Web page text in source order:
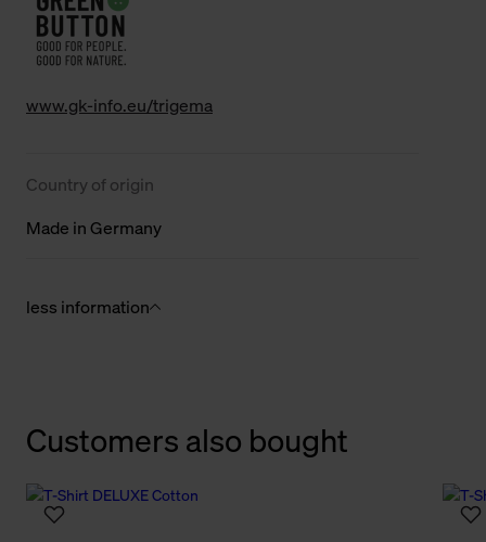
www.gk-info.eu/trigema
Country of origin
Made in Germany
less information
Customers also bought